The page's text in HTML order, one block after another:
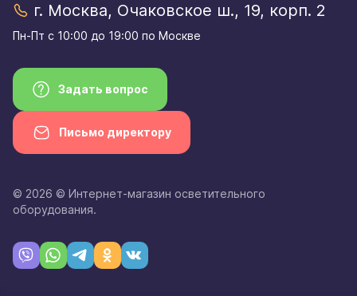
г. Москва, Очаковское ш., 19, корп. 2
Пн-Пт с 10:00 до 19:00 по Москве
Задать вопрос
Письмо директору
© 2026 © Интернет-магазин осветительного
оборудования.